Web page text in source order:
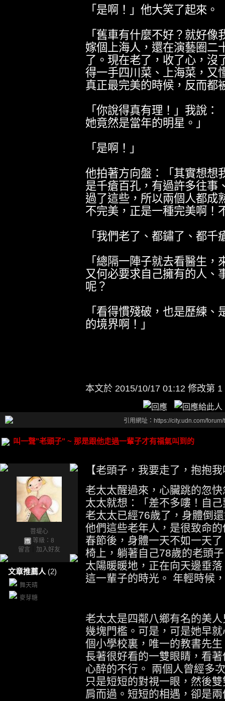
「是啊！」他大笑了起來。
「舊車有什麼不好？就好
嫁個上海人，還在演藝圈二
了。現在老了，收了心，沒
得一手四川菜、上海菜，又
真正最完美的時候，反而都
「你說得真有理！」我說
她竟然是當年的明星。」
「是啊！」
他拍著方向盤：「其實想想
是千瘡百孔，有過許多往事
過了這些，所以兩個人都成
不完美，正是一種完美啊！
「我們老了、都鏽了、都千
「總隔一陣子就去看醫生
又何必要求自己擁有的人、
呢？
「看得慣殘破，也是歷練
的境界啊！」
本文於 2015/10/17 01:12 修改第 1
引用網址：https://city.udn.com/
叫一聲"老頭子" ~ 那是跟他走過一輩子才有福氣叫到的
菩堤心
等級：8
留言
加入好友
文章推薦人 (2)
舞天晴
麥芽糖
【老頭子，我要走了，抱抱
老太太醒過來，心臟跳的忽
太太就想：「差不多嘍！自
老太太已經76歲了，身體倒
他們這些老年人，是很致命
春節後，身體一天不如一天
椅上，躺著自己78歲的老頭
太陽暖暖地，正在向天邊垂
這一輩子的時光。 年輕時候，
老太太是四鄰八鄉有名的美
幾塊門檻。可是，可是她早
個小學校裏，唯一的教書先
長著很好看的一雙眼睛，看
心醉的不行。 兩個人曾經多
只是短短的對視一眼，然後
肩而過。短短的相遇，卻是